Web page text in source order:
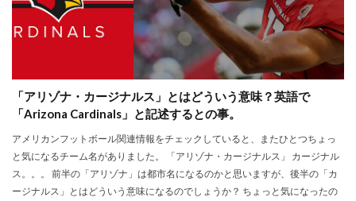
「アリゾナ・カージナルス」とはどういう意味？英語で
「Arizona Cardinals」と記述するとの事。
アメリカンフットボール関連情報をチェックしていると、またひとつちょっ
と気になるチーム名がありました。 「アリゾナ・カージナルス」 カージナル
ス。。。 前半の「アリゾナ」は都市名になるのかと思いますが、後半の「カ
ージナルス」とはどういう意味になるのでしょうか？ ちょっと気になったの